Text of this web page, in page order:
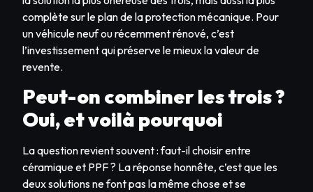
complète sur le plan de la protection mécanique. Pour
un véhicule neuf ou récemment rénové, c’est
l’investissement qui préserve le mieux la valeur de
revente.
Peut-on combiner les trois ?
Oui, et voilà pourquoi
La question revient souvent : faut-il choisir entre
céramique et PPF ? La réponse honnête, c’est que les
deux solutions ne font pas la même chose et se